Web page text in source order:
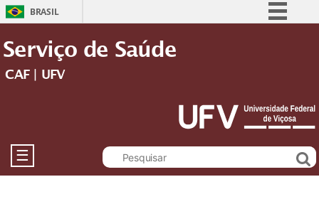
BRASIL
Acesso à informação
Legislação
Canais
Serviço de Saúde
CAF | UFV
☰